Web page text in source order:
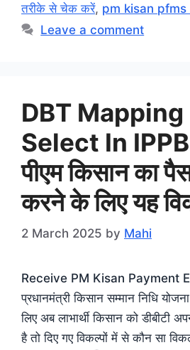
तरीके से चेक करें, pm kisan
Leave a comment
DBT
Select In
पीएम किसान का
करने के लिए यह
2 March 2025 by Mahi
Receive PM Kisan Payment
प्रधानमंत्री किसान सम्मान निधि
लिए अब लाभार्थी किसान को डीबीटी
है तो दिए गए विकल्पों में से कौन सा